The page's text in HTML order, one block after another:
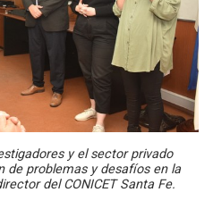
y el sector privado
de problemas y desafíos en la
del CONICET Santa Fe.